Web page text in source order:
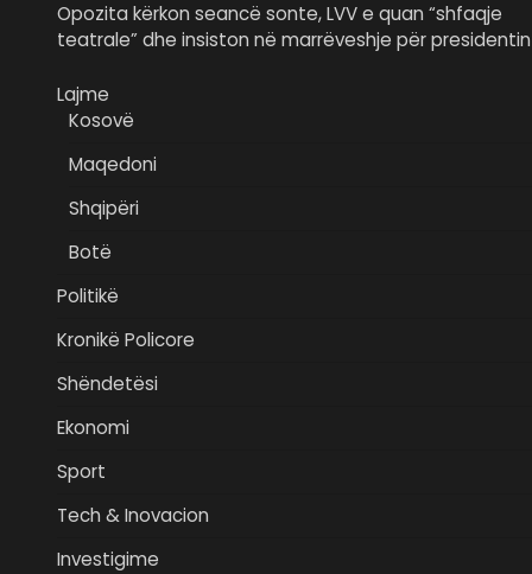
Opozita kërkon seancë sonte, LVV e quan “shfaqje
teatrale” dhe insiston në marrëveshje për presidentin
Lajme
Kosovë
Maqedoni
Shqipëri
Botë
Politikë
Kronikë Policore
Shëndetësi
Ekonomi
Sport
Tech & Inovacion
Investigime